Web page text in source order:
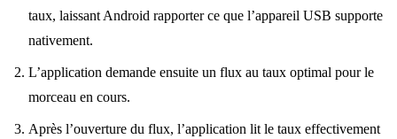
taux, laissant Android rapporter ce que l’appareil USB supporte
nativement.
L’application demande ensuite un flux au taux optimal pour le
morceau en cours.
Après l’ouverture du flux, l’application lit le taux effectivement